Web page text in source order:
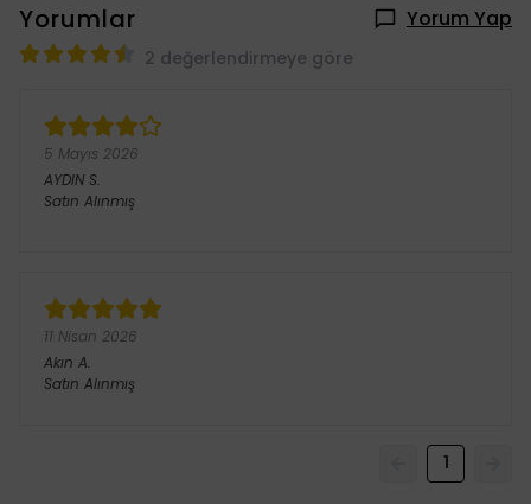
Yorumlar Yorum Yap
2 değerlendirmeye göre
5 Mayıs 2026
AYDIN S.
Satın Alınmış
11 Nisan 2026
Akın A.
Satın Alınmış
1